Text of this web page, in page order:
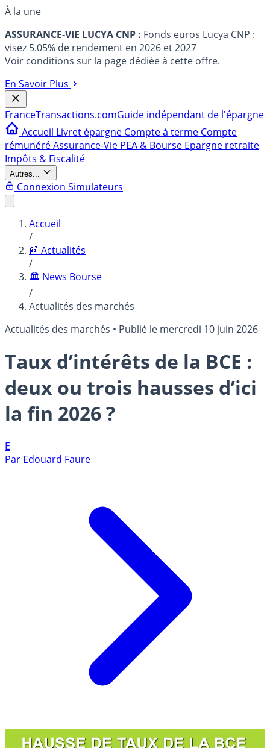
À la une
ASSURANCE-VIE LUCYA CNP : Fonds euros Lucya CNP :
visez 5.05% de rendement en 2026 et 2027
Voir conditions sur la page dédiée à cette offre.
En Savoir Plus
FranceTransactions.comGuide indépendant de l'épargne
Accueil Livret épargne Compte à terme Compte
rémunéréAssurance-Vie PEA & Bourse Epargne retraite
Impôts & Fiscalité
Autres...
Connexion Simulateurs
Accueil
/
📰 Actualités
/
🏛️ News Bourse
/
Actualités des marchés
Actualités des marchés • Publié le mercredi 10 juin 2026
Taux d’intérêts de la BCE :
deux ou trois hausses d’ici
la fin 2026 ?
E
Par Edouard Faure